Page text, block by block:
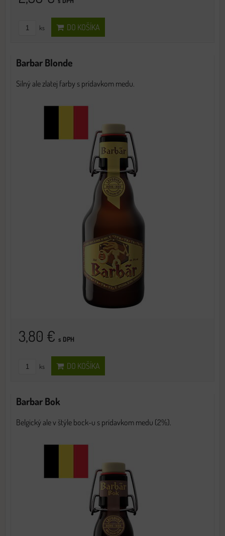
ks DO KOŠÍKA
Barbar Blonde
Silný ale zlatej farby s prídavkom medu.
3,80 € s DPH
ks DO KOŠÍKA
Barbar Bok
Belgický ale v štýle bock-u s prídavkom medu (2%).